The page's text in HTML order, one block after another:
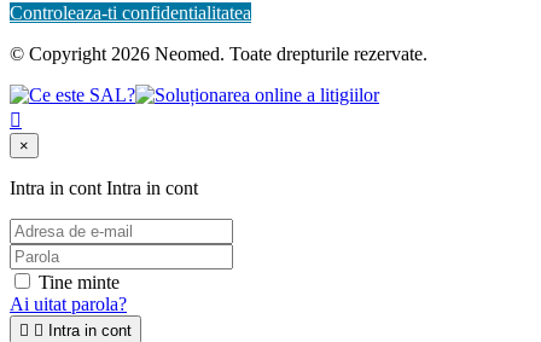
Controleaza-ti confidentialitatea
© Copyright 2026 Neomed. Toate drepturile rezervate.

×
Intra in cont Intra in cont
Tine minte
Ai uitat parola?
  Intra in cont